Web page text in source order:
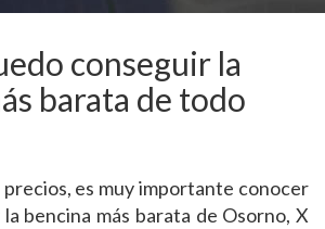
conseguir la
barata de todo
precios, es muy importante conocer
bencina más barata de Osorno, X